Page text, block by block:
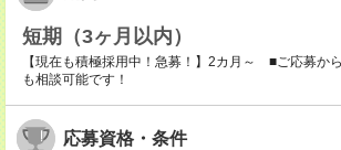
短期（3ヶ月以内）
【現在も積極採用中！急募！】2カ月～ ■ご応募か
も相談可能です！
応募資格・条件